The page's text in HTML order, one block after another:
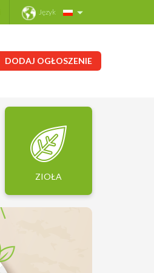
Język
DODAJ OGŁOSZENIE
ZIOŁA